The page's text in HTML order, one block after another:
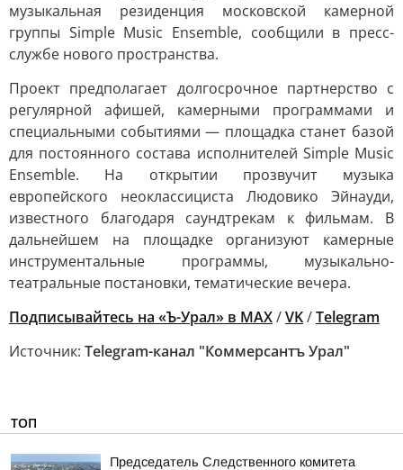
музыкальная резиденция московской камерной
группы Simple Music Ensemble, сообщили в пресс-
службе нового пространства.
Проект предполагает долгосрочное партнерство с
регулярной афишей, камерными программами и
специальными событиями — площадка станет базой
для постоянного состава исполнителей Simple Music
Ensemble. На открытии прозвучит музыка
европейского неоклассициста Людовико Эйнауди,
известного благодаря саундтрекам к фильмам. В
дальнейшем на площадке организуют камерные
инструментальные программы, музыкально-
театральные постановки, тематические вечера.
Подписывайтесь на «Ъ-Урал» в MAX/VK/Telegram
Источник: Telegram-канал "Коммерсантъ Урал"
ТОП
Председатель Следственного комитета